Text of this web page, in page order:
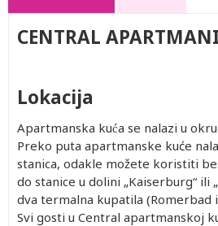
CENTRAL APARTMANI
Lokacija
Apartmanska kuća se nalazi u
Preko puta apartmanske kuće
stanica, odakle možete koristiti
do stanice u dolini „Kaiserburg“ ili
dva termalna kupatila (Romerbad
Svi gosti u Central apartmanskoj